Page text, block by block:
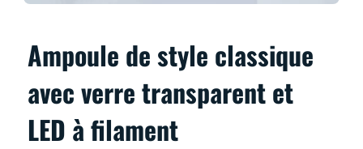
Ampoule de style classique
avec verre transparent et
LED à filament